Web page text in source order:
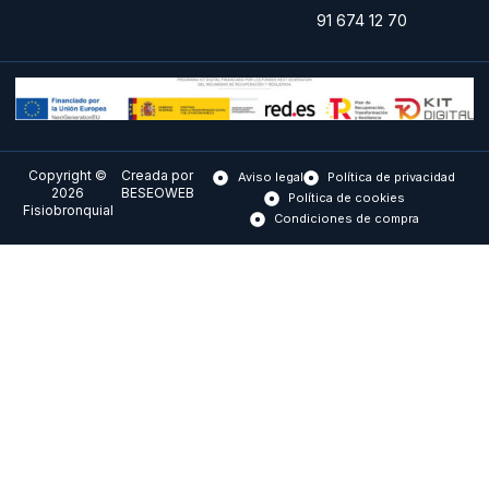
91 674 12 70
Copyright ©
2026
Fisiobronquial
Creada por
BESEOWEB
Aviso legal
Política de privacidad
Política de cookies
Condiciones de compra